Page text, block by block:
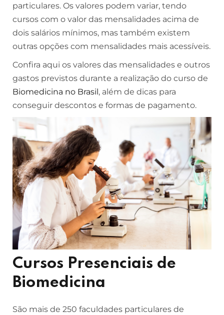
particulares. Os valores podem variar, tendo
cursos com o valor das mensalidades acima de
dois salários mínimos, mas também existem
outras opções com mensalidades mais acessíveis.
Confira aqui os valores das mensalidades e outros
gastos previstos durante a realização do curso de
Biomedicina no Brasil, além de dicas para
conseguir descontos e formas de pagamento.
Cursos Presenciais de
Biomedicina
São mais de 250 faculdades particulares de